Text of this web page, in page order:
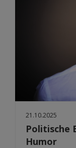
21.10.2025
Politische
Humor